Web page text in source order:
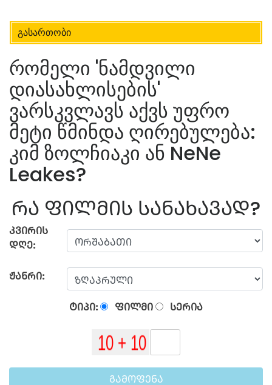
გასართობი
რომელი 'ნამდვილი
დიასახლისების'
ვარსკვლავს აქვს უფრო
მეტი წმინდა ღირებულება:
კიმ ზოლჩიაკი ან NeNe
Leakes?
ᲠᲐ ᲤᲘᲚᲛᲘᲡ ᲡᲐᲜᲐᲮᲐᲕᲐᲓ?
ᲙᲕᲘᲠᲘᲡ
ᲓᲦᲔ:
ᲟᲐᲜᲠᲘ:
ᲢᲘᲞᲘ: ᲤᲘᲚᲛᲘ ᲡᲔᲠᲘᲐ
ᲒᲐᲛᲝᲤᲔᲜᲐ